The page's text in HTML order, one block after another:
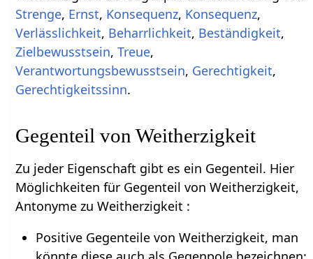
Strenge, Ernst, Konsequenz, Konsequenz,
Verlässlichkeit, Beharrlichkeit, Beständigkeit,
Zielbewusstsein,Treue,
Verantwortungsbewusstsein, Gerechtigkeit,
Gerechtigkeitssinn.
Gegenteil von Weitherzigkeit
Zu jeder Eigenschaft gibt es ein Gegenteil. Hier
Möglichkeiten für Gegenteil von Weitherzigkeit,
Antonyme zu Weitherzigkeit :
Positive Gegenteile von Weitherzigkeit, man